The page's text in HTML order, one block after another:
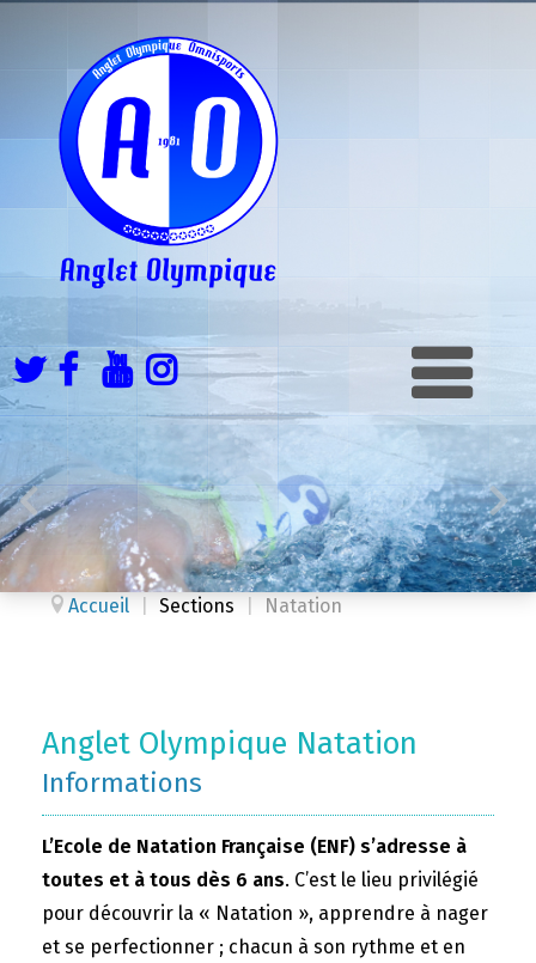
Accueil Sections Natation
Anglet Olympique Natation
Informations
L’Ecole de Natation Française (ENF) s’adresse à
toutes et à tous dès 6 ans. C’est le lieu privilégié
pour découvrir la « Natation », apprendre à nager
et se perfectionner ; chacun à son rythme et en